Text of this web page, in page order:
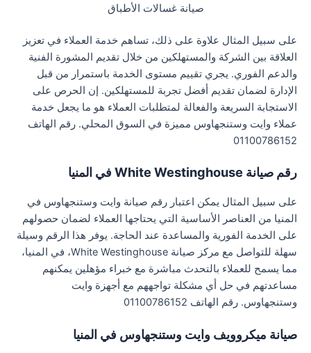
صيانة غسالات الأطباق
على سبيل المثال علاوة على ذلك، تساهم خدمة العملاء في تعزيز
العلاقة بين الشركة والمستهلكين من خلال تقديم المشورة الفنية
والدعم الفوري. يجري تقييم مستوى الخدمة باستمرار من قبل
الإدارة لضمان تقديم أفضل تجربة للمستهلكين. إن الحرص على
الاستجابة السريعة والفعالة لمتطلبات العملاء هو ما يجعل خدمة
عملاء وايت وستنجهاوس مميزة في السوق المحلي. رقم الهاتف
01100786152
رقم صيانة White Westinghouse في المنيا
على سبيل المثال يمكن اعتبار رقم صيانة وايت وستنجهاوس في
المنيا من العناصر الأساسية التي يحتاجها العملاء لضمان حصولهم
على الخدمة الفورية والمساعدة عند الحاجة. يوفر هذا الرقم وسيلة
سهلة للتواصل مع مركز صيانة White Westinghouse، في المنيا،
مما يسمح للعملاء بالتحدث مباشرة مع خبراء مؤهلين يمكنهم
مساعدتهم في حل أي مشكلة تواجههم مع أجهزة وايت
وستنجهاوس. رقم الهاتف 01100786152
صيانة ميكروويف وايت وستنجهاوس في المنيا